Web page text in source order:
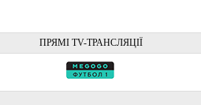
ПРЯМІ TV-ТРАНСЛЯЦІЇ